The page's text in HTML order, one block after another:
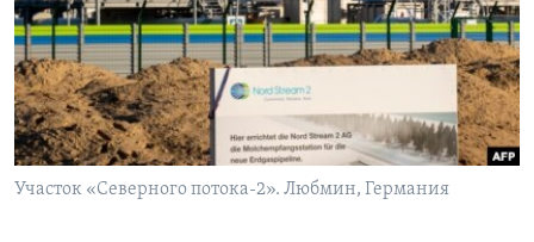
Learning English
СОЦИАЛЬНЫЕ СЕТИ
Участок «Северного потока-2». Любмин, Германия